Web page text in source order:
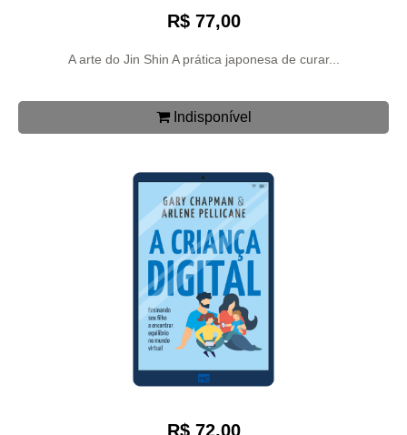
R$ 77,00
A arte do Jin Shin A prática japonesa de curar...
Indisponível
R$ 72,00